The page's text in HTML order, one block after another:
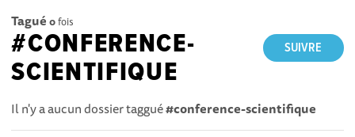
Tagué 0fois
SUIVRE
#CONFERENCE-
SCIENTIFIQUE
Il n'y a aucun dossier taggué#conference-scientifique